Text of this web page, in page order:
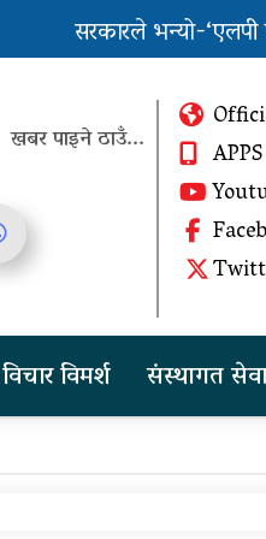
सरकारले भन्यो-‘एलपी
खबर पाइने ठाउँ...
APPS
विचार विमर्श संस्थागत
तीन